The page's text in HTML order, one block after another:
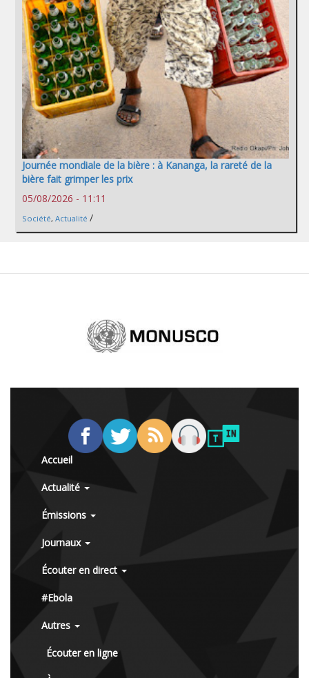
Journée mondiale de la bière : à Kananga, la rareté de la
bière fait grimper les prix
05/08/2026 - 11:11
Société, Actualité /
Accueil
Actualité
Émissions
Journaux
Écouter en direct
#Ebola
Autres
Écouter en ligne